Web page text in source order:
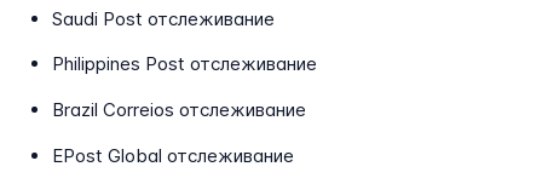
Saudi Post отслеживание
Philippines Post отслеживание
Brazil Correios отслеживание
EPost Global отслеживание